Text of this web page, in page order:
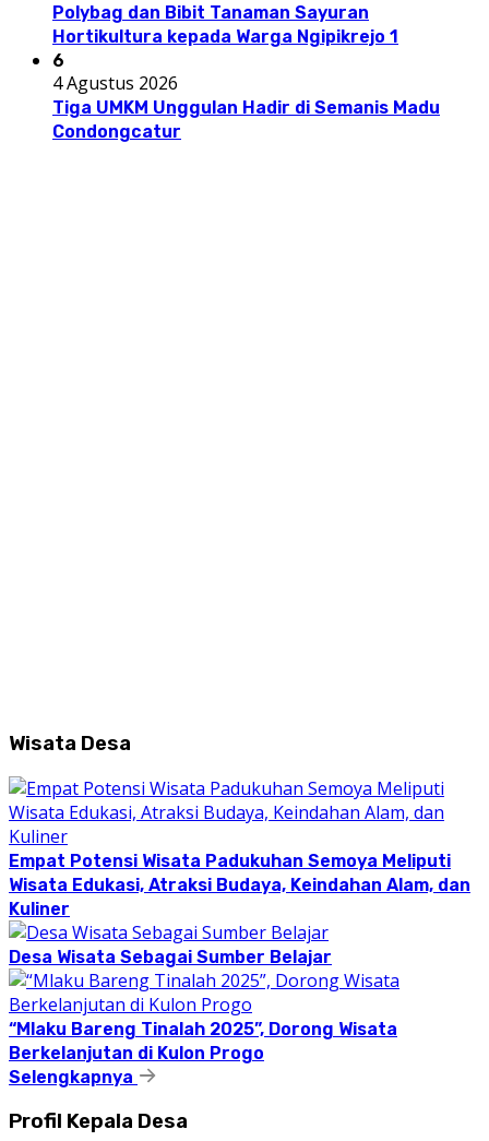
Polybag dan Bibit Tanaman Sayuran
Hortikultura kepada Warga Ngipikrejo 1
6
4 Agustus 2026
Tiga UMKM Unggulan Hadir di Semanis Madu
Condongcatur
Wisata Desa
Empat Potensi Wisata Padukuhan Semoya Meliputi
Wisata Edukasi, Atraksi Budaya, Keindahan Alam, dan
Kuliner
Desa Wisata Sebagai Sumber Belajar
“Mlaku Bareng Tinalah 2025”, Dorong Wisata
Berkelanjutan di Kulon Progo
Selengkapnya
Profil Kepala Desa